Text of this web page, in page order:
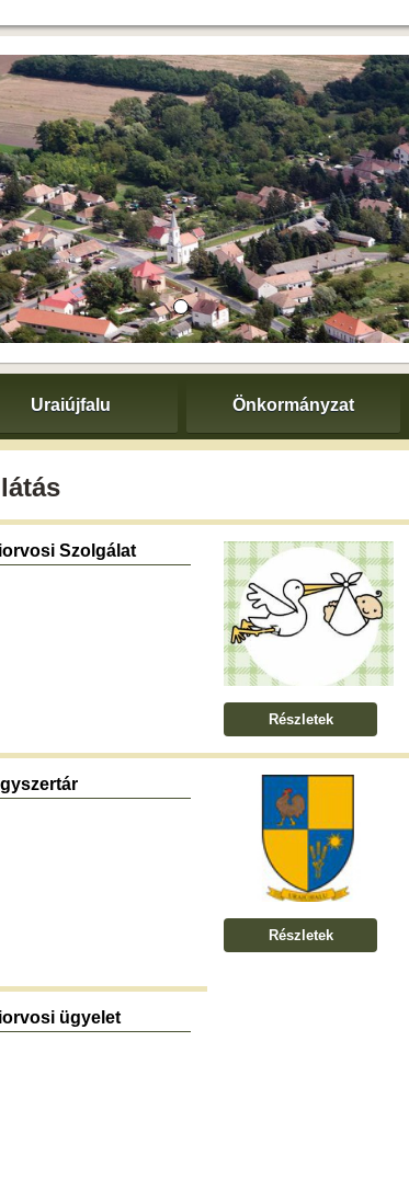
Uraiújfalu Önkormányzat
Szolgálat
Részletek
Részletek
ügyelet